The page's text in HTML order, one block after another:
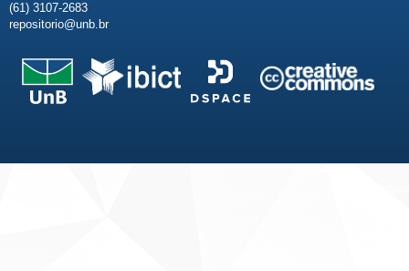
(61) 3107-2683
repositorio@unb.br